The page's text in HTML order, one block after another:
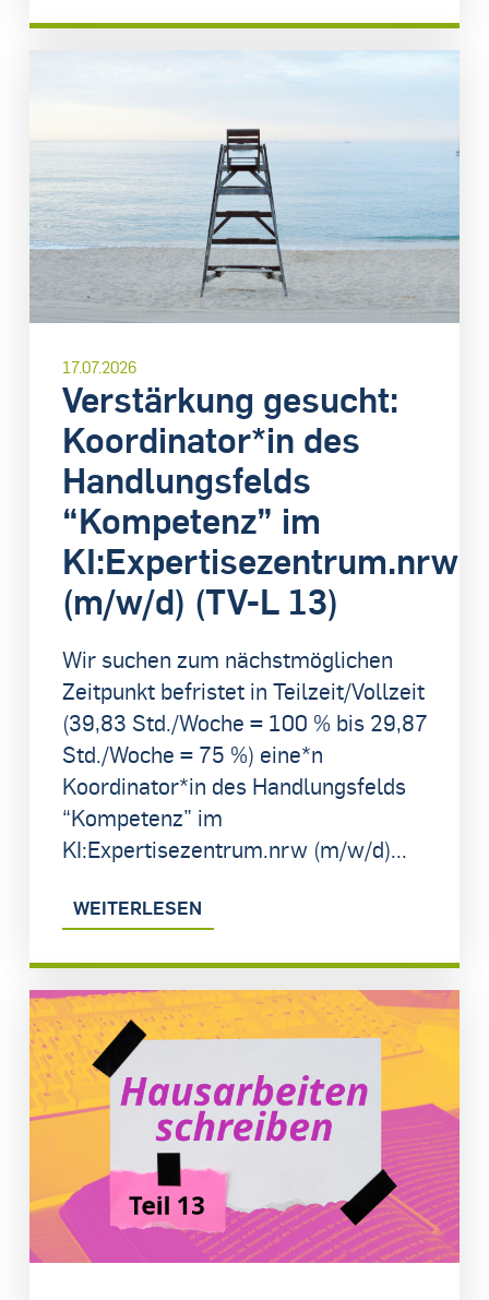
17.07.2026
Verstärkung gesucht:
Koordinator*in des
Handlungsfelds
“Kompetenz” im
KI:Expertisezentrum.nrw
(m/w/d) (TV-L 13)
Wir suchen zum nächstmöglichen
Zeitpunkt befristet in Teilzeit/Vollzeit
(39,83 Std./Woche = 100 % bis 29,87
Std./Woche = 75 %) eine*n
Koordinator*in des Handlungsfelds
“Kompetenz” im
KI:Expertisezentrum.nrw (m/w/d)...
WEITERLESEN